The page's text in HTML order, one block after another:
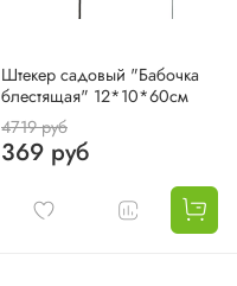
Штекер садовый "Бабочка
блестящая" 12*10*60см
4719 руб
369 руб